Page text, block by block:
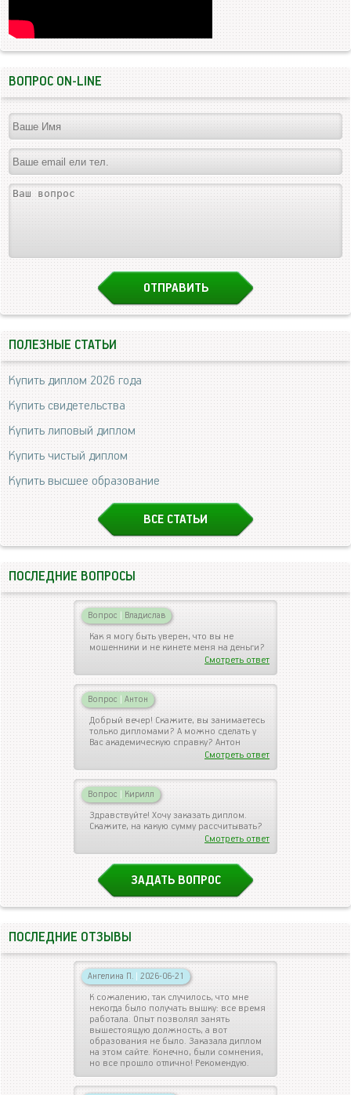
ВОПРОС ON-LINE
ПОЛЕЗНЫЕ СТАТЬИ
Купить диплом 2026 года
Купить свидетельства
Купить липовый диплом
Купить чистый диплом
Купить высшее образование
ВСЕ СТАТЬИ
ПОСЛЕДНИЕ ВОПРОСЫ
Вопрос | Владислав
Как я могу быть уверен, что вы не
мошенники и не кинете меня на деньги?
Смотреть ответ
Вопрос | Антон
Добрый вечер! Скажите, вы занимаетесь
только дипломами? А можно сделать у
Вас академическую справку? Антон
Смотреть ответ
Вопрос | Кирилл
Здравствуйте! Хочу заказать диплом.
Скажите, на какую сумму рассчитывать?
Смотреть ответ
ЗАДАТЬ ВОПРОС
ПОСЛЕДНИЕ ОТЗЫВЫ
Ангелина П. | 2026-06-21
К сожалению, так случилось, что мне
некогда было получать вышку: все время
работала. Опыт позволял занять
вышестоящую должность, а вот
образования не было. Заказала диплом
на этом сайте. Конечно, были сомнения,
но все прошло отлично! Рекомендую.